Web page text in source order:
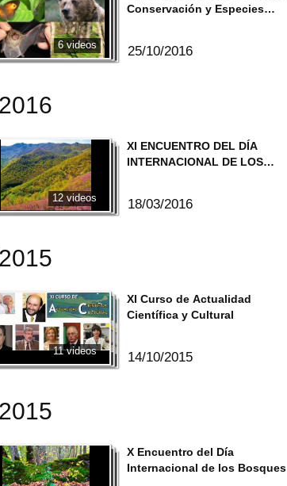
6 videos
Conservación y Especies
25/10/2016
12 videos
XI ENCUENTRO DEL DÍA
INTERNACIONAL DE LOS
18/03/2016
11 videos
XI Curso de Actualidad
Científica y Cultural
14/10/2015
X Encuentro del Día
Internacional de los Bosques